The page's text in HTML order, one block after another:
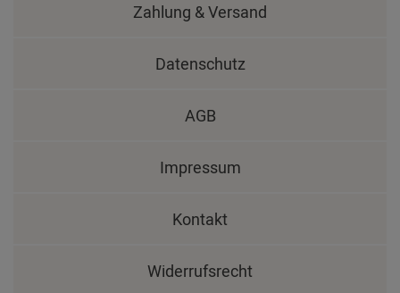
Zahlung & Versand
Datenschutz
AGB
Impressum
Kontakt
Widerrufsrecht